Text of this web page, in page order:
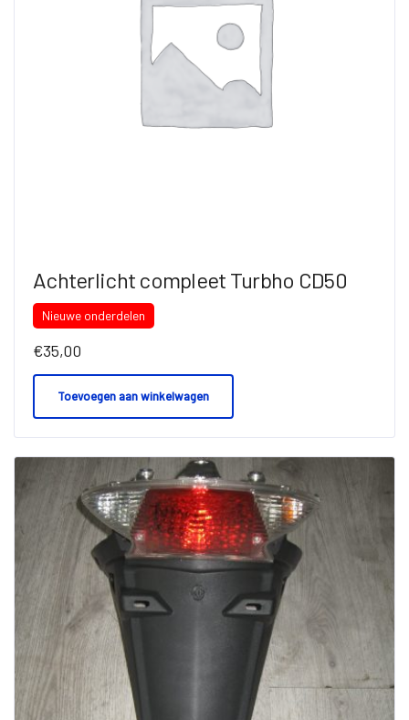
Achterlicht compleet Turbho CD50
Nieuwe onderdelen
€35,00
Toevoegen aan winkelwagen